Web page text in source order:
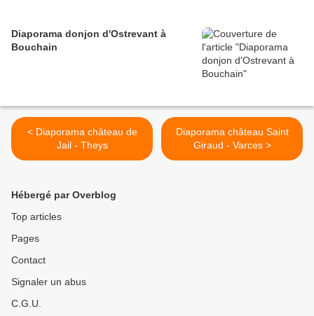
Diaporama donjon d'Ostrevant à
Bouchain
< Diaporama château de
Jail - Theys
Diaporama château Saint
Giraud - Varces >
Hébergé par Overblog
Top articles
Pages
Contact
Signaler un abus
C.G.U.